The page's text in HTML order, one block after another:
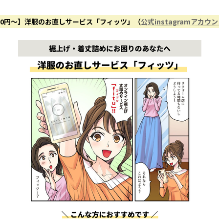
円〜】洋服のお直しサービス「フィッツ」（公式instagramアカウン